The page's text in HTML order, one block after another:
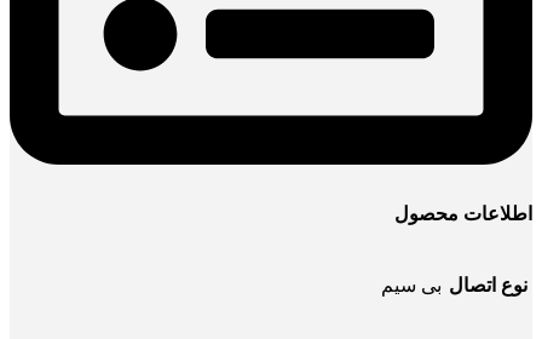
اطلاعات محصول
نوع اتصال بی سیم